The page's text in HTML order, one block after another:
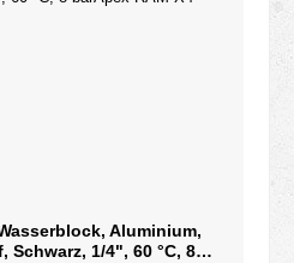
Aluminium,
Schwarz, 1/4", 60 °C, 8